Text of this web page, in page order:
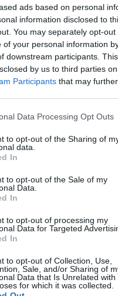
ads based on personal
information disclosed to
You may separately opt-
of your personal information
downstream participants.
by us to third parties
Participants that may
Data Processing Opt Outs
to opt-out of the Sharing of
data.
In
to opt-out of the Sale of my
Data.
In
to opt-out of processing my
Data for Targeted
In
to opt-out of Collection, Use,
Sale, and/or Sharing of
Data that Is Unrelated with
for which it was collected.
ΘΕΣΣΑΛΟΝΙΚΗ